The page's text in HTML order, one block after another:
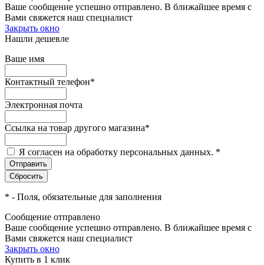
Ваше сообщение успешно отправлено. В ближайшее время с
Вами свяжется наш специалист
Закрыть окно
Нашли дешевле
Ваше имя
Контактный телефон*
Электронная почта
Ссылка на товар другого магазина*
Я согласен на обработку персональных данных. *
* - Поля, обязательные для заполнения
Сообщение отправлено
Ваше сообщение успешно отправлено. В ближайшее время с
Вами свяжется наш специалист
Закрыть окно
Купить в 1 клик